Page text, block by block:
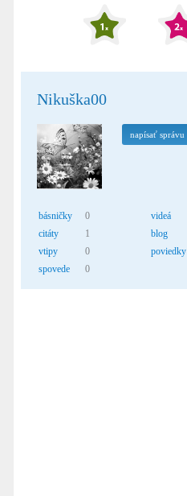
Nikuška00
napísať správu
básničky
0
citáty
1
vtipy
0
spovede
0
videá
blog
poviedky